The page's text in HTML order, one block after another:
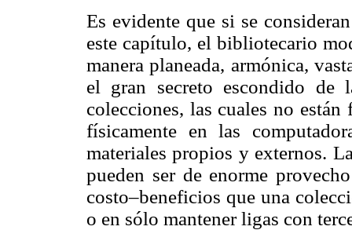
Es evidente que si se
este capítulo, el bibliotecario
manera planeada, armónica,
el gran secreto escondido de
colecciones, las cuales no
físicamente en las
materiales propios y externos.
pueden ser de enorme
costo–beneficios que una
o en sólo mantener ligas con